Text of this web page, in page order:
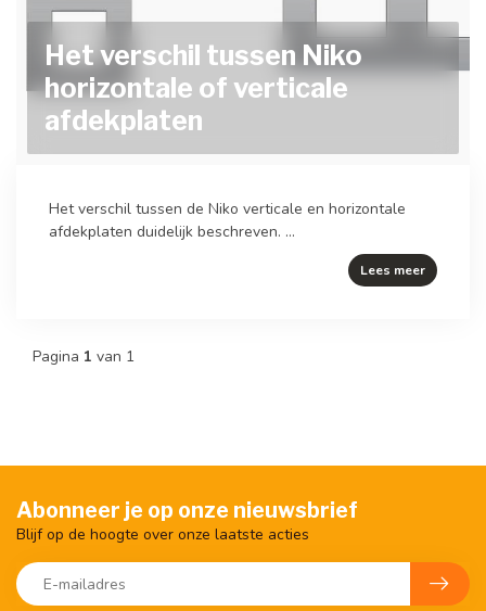
Het verschil tussen Niko
horizontale of verticale
afdekplaten
Het verschil tussen de Niko verticale en horizontale
afdekplaten duidelijk beschreven. ...
Lees meer
Pagina 1 van 1
Abonneer je op onze nieuwsbrief
Blijf op de hoogte over onze laatste acties